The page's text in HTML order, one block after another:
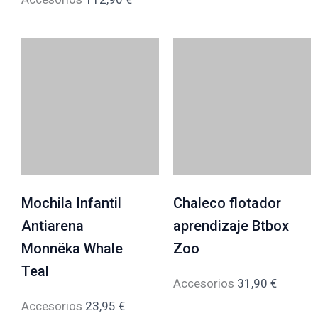
Mochila Infantil
Antiarena
Monnëka Whale
Teal
Accesorios 23,95 €
Chaleco flotador
aprendizaje Btbox
Zoo
Accesorios 31,90 €